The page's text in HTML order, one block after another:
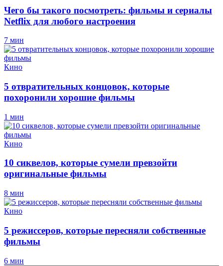
Чего бы такого посмотреть: фильмы и сериалы
Netflix для любого настроения
7 мин
Кино
5 отвратительных концовок, которые
похоронили хорошие фильмы
1 мин
Кино
10 сиквелов, которые сумели превзойти
оригинальные фильмы
8 мин
Кино
5 режиссеров, которые пересняли собственные
фильмы
6 мин